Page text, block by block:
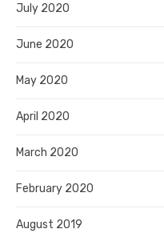
July 2020
June 2020
May 2020
April 2020
March 2020
February 2020
August 2019